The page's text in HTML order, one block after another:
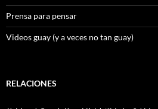
Prensa para pensar
Videos guay (y a veces no tan guay)
RELACIONES